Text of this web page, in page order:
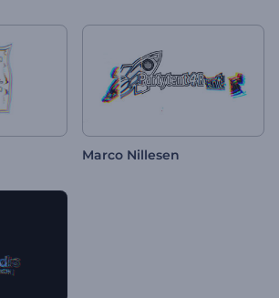
Marco Nillesen